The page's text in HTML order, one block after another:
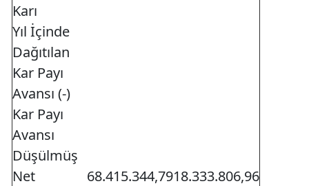
Karı
Yıl İçinde
Dağıtılan
Kar Payı
Avansı (-)
Kar Payı
Avansı
Düşülmüş
Net
68.415.344,7918.333.806,96